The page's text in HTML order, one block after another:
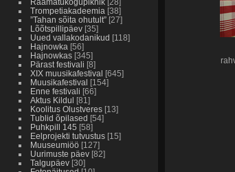
Trompetiakadeemia [38]
”Tahan sõita ohutult” [27]
Lõõtspillipäev [35]
Uued vallakodanikud [118]
Hajnowka [56]
Hajnowkas [345]
Pärast festivali [8]
XIX muusikafestival [645]
Muusikafestival [154]
Enne festivali [66]
Aktus Kildul [81]
Koolitus Olustveres [13]
Tublid õpilased [54]
Puhkpill 145 [58]
Eelprojekti tutvustus [15]
Muuseumiöö [127]
Uurimuste päev [82]
Talgupäev [30]